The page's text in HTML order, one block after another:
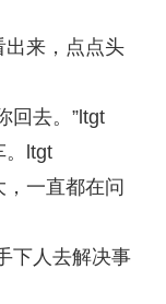
来，点点头
回去。”ltgt
。ltgt
一直都在问
下人去解决事